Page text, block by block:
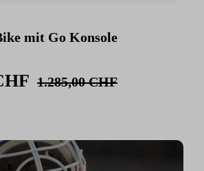
mit Go Konsole
1.285,00 CHF